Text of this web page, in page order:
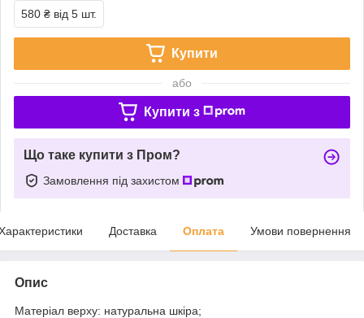
580 ₴ від 5 шт.
Купити
або
Купити з
Що таке купити з Пром?
Замовлення під захистом
Доставка Оплата Умови повернення
Опис
Матеріал верху: натуральна шкіра;